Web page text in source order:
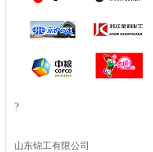
?
山东锦工有限公司